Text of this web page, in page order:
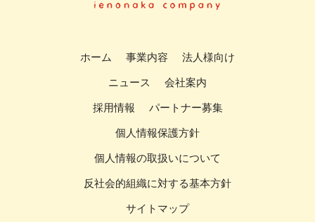
ホーム 事業内容 法人様向け
ニュース 会社案内
採用情報 パートナー募集
個人情報保護方針
個人情報の取扱いについて
反社会的組織に対する基本方針
サイトマップ